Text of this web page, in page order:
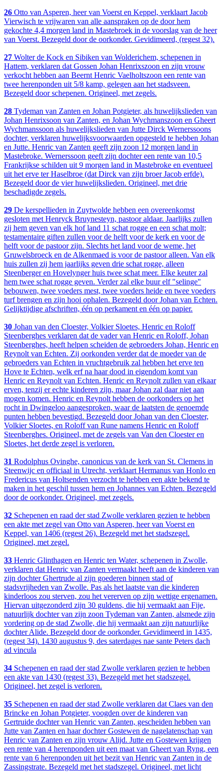
26 Otto van Asperen, heer van Voerst en Keppel, verklaart Jacob
Vierwisch te vrijwaren van alle aanspraken op de door hem
gekochte 4,4 morgen land in Mastebroek in de voorslag van de heer
van Voerst. Bezegeld door de oorkonder. Gevidimeerd, (regest 32).
27 Wolter de Kock en Sibiken van Wolderichem, schepenen in
Hattem, verklaren dat Gossen Johan Henrixszoon en zijn vrouw
verkocht hebben aan Beernt Henric Vaelholtszoon een rente van
twee herenponden uit 5/8 kamp, gelegen aan het stadsveen.
Bezegeld door schepenen. Origineel, met zegels.
28 Tydeman van Zanten en Johan Potgieter, als huwelijkslieden van
Johan Henrixsoon van Zanten, en Johan Wychmanszoon en Gheert
Wychmanssoon als huwelijkslieden van Jutte Dirck Wernerssoons
dochter, verklaren huwelijksvoorwaarden opgesteld te hebben Johan
en Jutte. Henric van Zanten geeft zijn zoon 12 morgen land in
Mastebroke. Wernerssoon geeft zijn dochter een rente van 10,5
Frankrijkse schilden uit 9 morgen land in Mastebroke en eventueel
uit het erve ter Haselbroe (dat Dirck van zijn broer Jacob erfde).
Bezegeld door de vier huwelijkslieden. Origineel, met drie
beschadigde zegels.
29 De kerspellieden in Zuytwolde hebben een overeenkomst
gesloten met Henryck Bruynesteyn, pastoor aldaar. Jaarlijks zullen
zij hem geven van elk hof land 11 schat rogge en een schat molt;
testamentaire giften zullen voor de helft voor de kerk en voor de
helft voor de pastoor zijn. Slechts het land voor de weme, het
Gruwelsbroeck en de Alkenmaed is voor de pastoor alleen. Van elk
huis zullen zij hem jaarlijks geven drie schat rogge, alleen
Steenberger en Hovelynger huis twee schat meer. Elke keuter zal
hem twee schat rogge geven. Verder zal elke buur elf "selinge"
bebouwen, twee voeders mest, twee voeders heide en twee voeders
turf brengen en zijn hooi ophalen. Bezegeld door Johan van Echten.
Gelijktijdige afschriften, één op perkament en één op papier.
30 Johan van den Cloester, Volkier Sloetes, Henric en Roloff
Steenberghes verklaren dat de vader van Henric en Roloff, Johan
Steenberghes, heeft helpen scheiden de gebroeders Johan, Henric en
Reynolt van Echten. Zij oorkonden verder dat de moeder van de
gebroeders van Echten in vruchtgebruik zal hebben het erve ten
Hove te Echten, welk erf na haar dood in eigendom komt van
Henric en Reynolt van Echten. Henric en Reynolt zullen van elkaar
erven, tenzij er echte kinderen zijn, maar Johan zal daar niet aan
mogen komen. Henric en Reynolt hebben de oorkonders op het
rocht in Dwingeloo aangesproken, waar de laatsten de genoemde
punten hebben bevestigd. Bezegeld door Johan van den Cloester,
Volkier Sloetes, en Roloff van Rune namens Henric en Roloff
Steenberghes. Origineel, met de zegels van Van den Cloester en
Sloetes, het derde zegel is verloren.
31 Rodolphus Ovinghe, canonicus van de kerk van St. Clemens in
Steenwijc en officiaal in Utrecht, verklaart Hermanus van Honlo en
Fredericus van Holtsenden verzocht te hebben een akte bekend te
maken in het geschil tussen hem en Johannes van Echten. Bezegeld
door de oorkonder. Origineel, met zegels.
32 Schepenen en raad der stad Zwolle verklaren gezien te hebben
een akte met zegel van Otto van Asperen, heer van Voerst en
Keppel, van 1406 (regest 26). Bezegeld met het stadszegel.
Origineel, met zegel.
33 Henric Glinthagen en Henric ten Water, schepenen in Zwolle,
verklaren dat Henric van Zanten vermaakt heeft aan de kinderen van
zijn dochter Ghertrude al zijn goederen binnen stad of
stadsvrijheden van Zwolle. Pas als het laatste van die kinderen
kinderloos zou sterven, zou het vererven op zijn wettige ergenamen.
Hiervan uitgezonderd zijn 30 guldens, die hij vermaakt aan Fije,
natuurlijk dochter van zijn zoon Tydeman van Zanten, alsmede zijn
vordering op de stad Zwolle, die hij vermaakt aan zijn natuurlijke
dochter Alide. Bezegeld door de oorkonder. Gevidimeerd in 1435,
(regest 34). 1430 augustus 9, des saterdages nae sante Peters dach
ad vincula
34 Schepenen en raad der stad Zwolle verklaren gezien te hebben
een akte van 1430 (regest 33). Bezegeld met het stadszegel.
Origineel, het zegel is verloren.
35 Schepenen en raad der stad Zwolle verklaren dat Claes van den
Brincke en Johan Potgieter, voogden over de kinderen van
Gertruide dochter van Henric van Zanten, gescheiden hebben van
Jutte van Zanten en haar dochter Gostewen de nagelatenschap van
Henric van Zanten en zijn vrouw Alijd. Jutte en Gostewen krijgen
een rente van 4 herenponden uit een maat van Gheert van Ryng, een
rente van 6 herenponden uit het bezit van Henric van Zanten in de
Zassingstrate. Bezegeld met het stadszegel. Origineel, met licht